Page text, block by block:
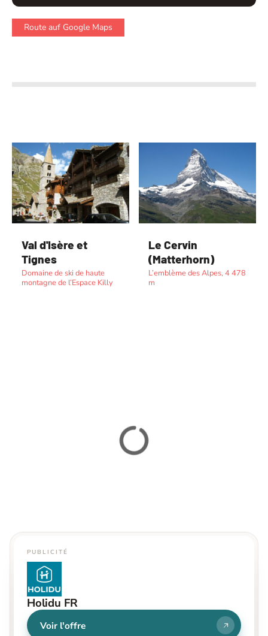
Route auf Google Maps
Val d'Isère et
Tignes
Domaine de ski de haute
montagne de l’Espace Killy
Le Cervin
(Matterhorn)
L’emblème des Alpes, 4 478
m
PUBLICITÉ
Holidu FR
Voir l'offre